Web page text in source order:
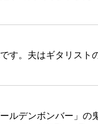
す。夫はギタリス
ルデンボンバー」の